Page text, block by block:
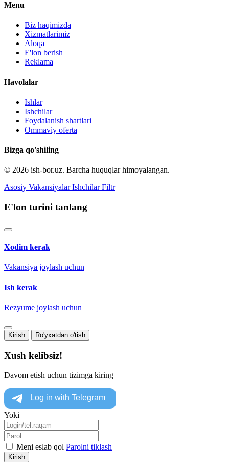
Menu
Biz haqimizda
Xizmatlarimiz
Aloqa
E'lon berish
Reklama
Havolalar
Ishlar
Ishchilar
Foydalanish shartlari
Ommaviy oferta
Bizga qo'shiling
© 2026 ish-bor.uz. Barcha huquqlar himoyalangan.
Asosiy Vakansiyalar Ishchilar Filtr
E'lon turini tanlang
Xodim kerak
Vakansiya joylash uchun
Ish kerak
Rezyume joylash uchun
Kirish Ro'yxatdan o'tish
Xush kelibsiz!
Davom etish uchun tizimga kiring
Yoki
Meni eslab qol Parolni tiklash
Kirish